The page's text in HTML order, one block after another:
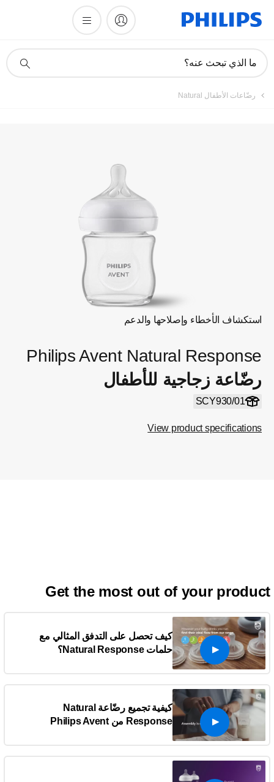
دعم
ما الذي تبحث عنه؟
رضّاعات الأطفال Natural
استكشاف الأخطاء وإصلاحها والدعم
Philips Avent Natural Response
رضّاعة زجاجية للأطفال
SCY930/01
View product specifications
Videos
Get the most out of your
كيف تحصل على التدفق المثالي مع
حلمات Natural Response؟
كيفية تجميع رضّاعة Natural
Response من Philips Avent